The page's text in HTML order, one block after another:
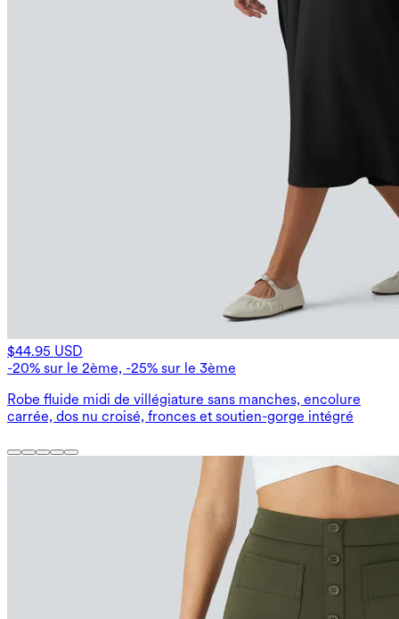
$44.95 USD
-20% sur le 2ème, -25% sur le 3ème
Robe fluide midi de villégiature sans manches, encolure
carrée, dos nu croisé, fronces et soutien-gorge intégré